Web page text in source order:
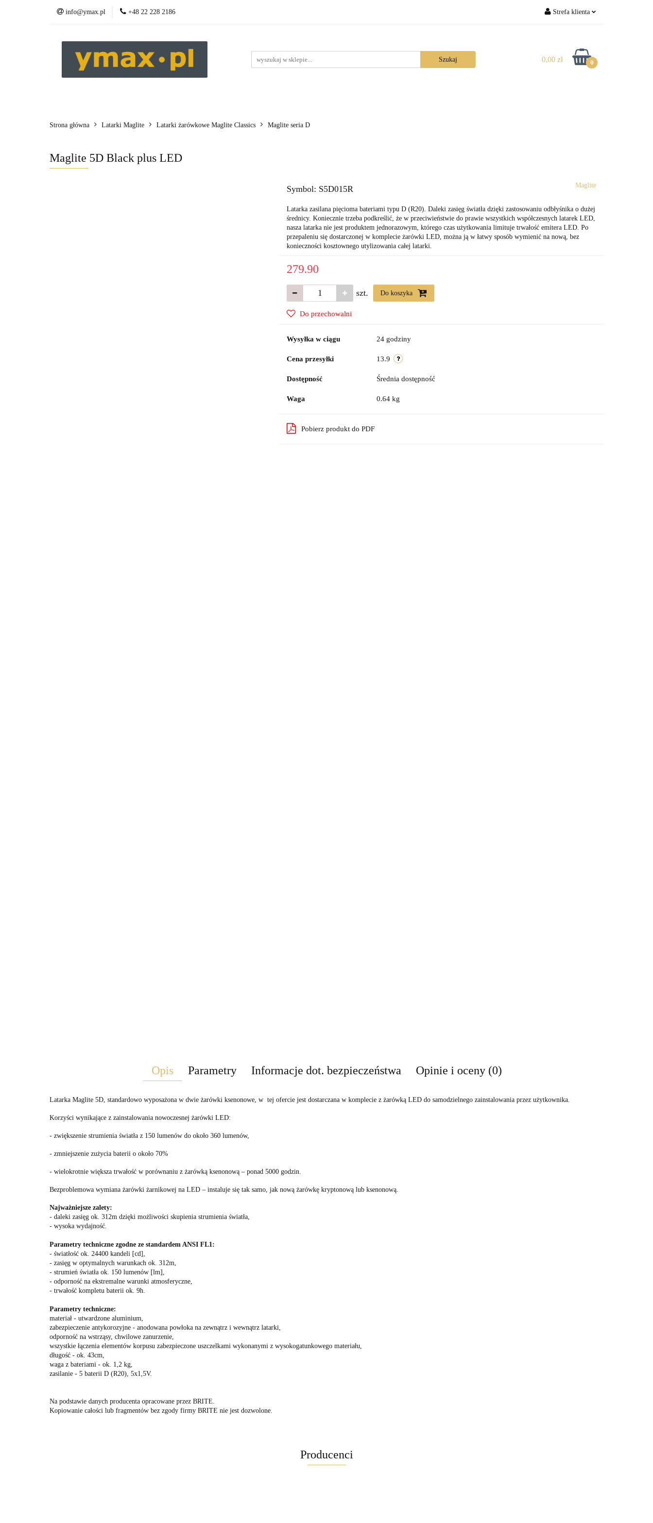
info@ymax.pl +48 22 228 2186 Strefa klienta
Zarejestruj się
Dodaj zgłoszenie
0,00 zł 0
Strona główna Latarki Maglite Latarki żarówkowe Maglite Classics Maglite seria D
Maglite 5D Black plus LED
Symbol: S5D015R Maglite
Latarka zasilana pięcioma bateriami typu D (R20). Daleki zasięg światła dzięki zastosowaniu odbłyśnika o dużej
średnicy. Koniecznie trzeba podkreślić, że w przeciwieństwie do prawie wszystkich współczesnych latarek LED,
nasza latarka nie jest produktem jednorazowym, którego czas użytkowania limituje trwałość emitera LED. Po
przepaleniu się dostarczonej w komplecie żarówki LED, można ją w łatwy sposób wymienić na nową, bez
konieczności kosztownego utylizowania całej latarki.
279.90
szt. Do koszyka
Do przechowalni
Wysyłka w ciągu 24 godziny
Cena przesyłki 13.9
Dostępność Średnia dostępność
Waga 0.64 kg
Pobierz produkt do PDF
Opis Parametry Informacje dot. bezpieczeństwa Opinie i oceny (0)
Latarka Maglite 5D, standardowo wyposażona w dwie żarówki ksenonowe, w tej ofercie jest dostarczana w komplecie z żarówką LED do samodzielnego zainstalowania przez użytkownika.
Korzyści wynikające z zainstalowania nowoczesnej żarówki LED:
- zwiększenie strumienia światła z 150 lumenów do około 360 lumenów,
- zmniejszenie zużycia baterii o około 70%
- wielokrotnie większa trwałość w porównaniu z żarówką ksenonową – ponad 5000 godzin.
Bezproblemowa wymiana żarówki żarnikowej na LED – instaluje się tak samo, jak nową żarówkę kryptonową lub ksenonową.
Najważniejsze zalety:
- daleki zasięg ok. 312m dzięki możliwości skupienia strumienia światła,
- wysoka wydajność.
Parametry techniczne zgodne ze standardem ANSI FL1:
- światłość ok. 24400 kandeli [cd],
- zasięg w optymalnych warunkach ok. 312m,
- strumień światła ok. 150 lumenów [lm],
- odporność na ekstremalne warunki atmosferyczne,
- trwałość kompletu baterii ok. 9h.
Parametry techniczne:
materiał - utwardzone aluminium,
zabezpieczenie antykorozyjne - anodowana powłoka na zewnątrz i wewnątrz latarki,
odporność na wstrząsy, chwilowe zanurzenie,
wszystkie łączenia elementów korpusu zabezpieczone uszczelkami wykonanymi z wysokogatunkowego materiału,
długość - ok. 43cm,
waga z bateriami - ok. 1,2 kg,
zasilanie - 5 baterii D (R20), 5x1,5V.
Na podstawie danych producenta opracowane przez BRITE.
Kopiowanie całości lub fragmentów bez zgody firmy BRITE nie jest dozwolone.
Producenci